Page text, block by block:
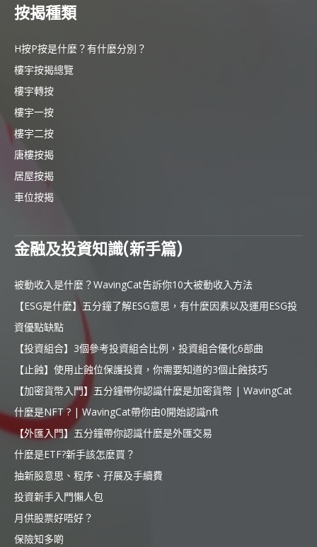
按揭種類
H按P按是什麼？有什麼分別？
樓宇按揭總覽
樓宇轉按
樓宇一按
樓宇二按
唐樓按揭
居屋按揭
車位按揭
金融及投資知識(新手篇)
被動收入是什麼？WavingCat告訴你10大被動收入方法
【ESG是什麼】五分鐘了解ESG意思，有什麼因素以及運用ESG投
資優點缺點
【投資組合】3個參考投資組合比例，投資組合優化6部曲
【止蝕】使用止蝕位保護投資，你需要知道的3個止蝕技巧
【加密貨幣入門】五分鐘帶你認識什麼是加密貨幣 | WavingCat
什麼是NFT ? | WavingCat帶你由0開始認識nft
【外匯入門】五分鐘帶你認識什麼是外匯交易
什麼是ETF?新手該怎麼買？
抽新股意思、程序、孖展及手續費
投資新手入門懶人包
月供股票好唔好？
保險知多啲